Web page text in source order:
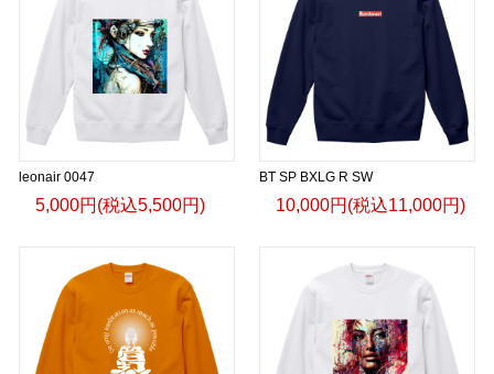
leonair 0047
5,000円(税込5,500円)
BT SP BXLG R SW
10,000円(税込11,000円)